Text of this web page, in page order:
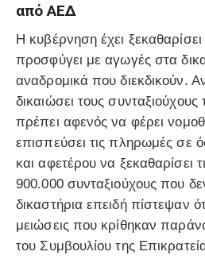
από ΑΕΔ
Η κυβέρνηση έχει ξεκαθαρίσει
προσφύγει με αγωγές στα
αναδρομικά που διεκδικούν.
δικαιώσει τους
πρέπει αφενός να φέρει
επισπεύσει τις πληρωμές σε
και αφετέρου να ξεκαθαρίσει
900.000 συνταξιούχους που
δικαστήρια επειδή πίστεψαν
μειώσεις που κρίθηκαν
του Συμβουλίου της